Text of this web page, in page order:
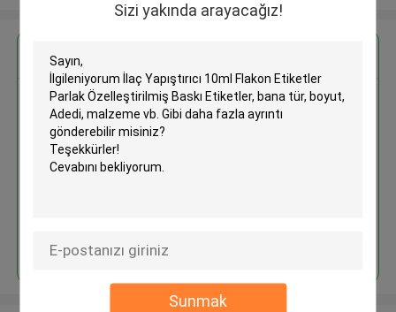
Sizi yakında arayacağız!
Sunmak
İlaç Yapıştırıcı 10ml Flakon
Etiketler Parlak Özelleştirilmiş